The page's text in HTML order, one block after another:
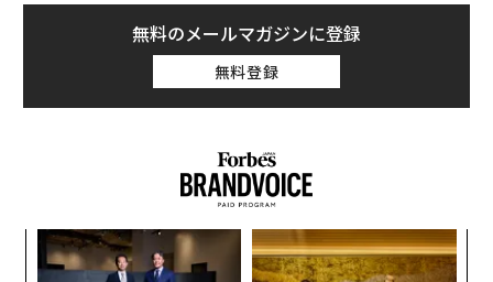
無料のメールマガジンに登録
無料登録